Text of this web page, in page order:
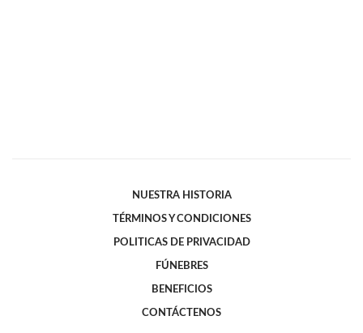
NUESTRA HISTORIA
TÉRMINOS Y CONDICIONES
POLITICAS DE PRIVACIDAD
FÚNEBRES
BENEFICIOS
CONTÁCTENOS